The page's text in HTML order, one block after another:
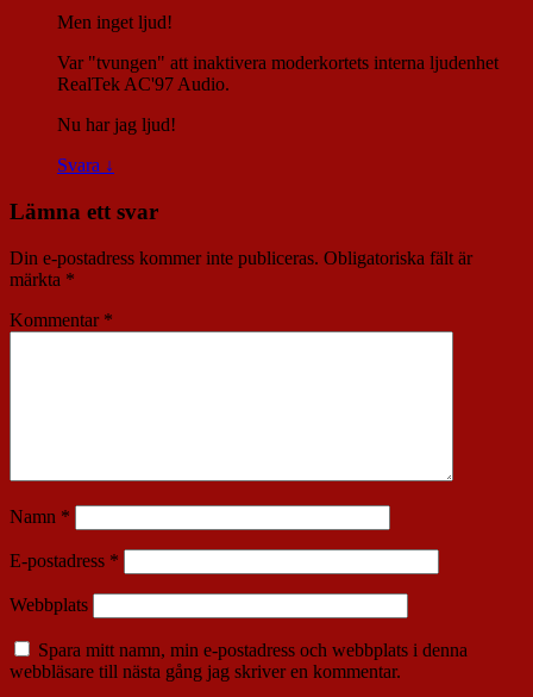
Men inget ljud!
Var "tvungen" att inaktivera moderkortets interna ljudenhet
RealTek AC'97 Audio.
Nu har jag ljud!
Svara ↓
Lämna ett svar
Din e-postadress kommer inte publiceras. Obligatoriska fält är
märkta *
Kommentar *
Namn *
E-postadress *
Webbplats
Spara mitt namn, min e-postadress och webbplats i denna
webbläsare till nästa gång jag skriver en kommentar.